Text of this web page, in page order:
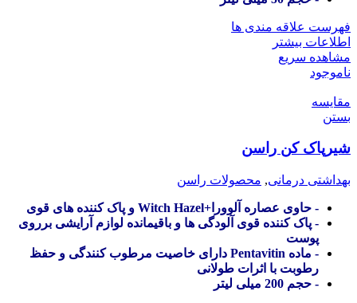
فهرست علاقه مندی ها
اطلاعات بیشتر
مشاهده سریع
ناموجود
مقایسه
بستن
شیرپاک کن راسن
بهداشتی درمانی, محصولات راسن
- حاوی عصاره آلوورا+Witch Hazel و پاک کننده های قوی
- پاک کننده قوی آلودگی ها و باقیمانده لوازم آرایشی برروی
پوست
- ماده Pentavitin دارای خاصیت مرطوب کنندگی و حفظ
رطوبت با اثرات طولانی
- حجم 200 میلی لیتر